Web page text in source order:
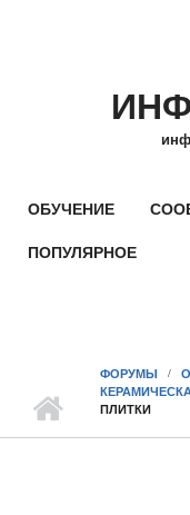
ОБУЧЕНИЕ
ПОПУЛЯРНОЕ
ФОРУМЫ
ПЛИТКИ